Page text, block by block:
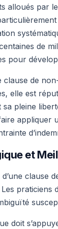
alloués par
de
pour
clause de
elle est
pleine
appliquer
et
praticiens
doit